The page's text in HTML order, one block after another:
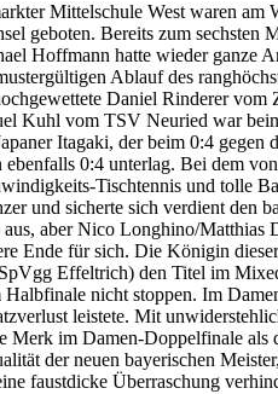
Mittelschule West waren am
geboten. Bereits zum
Hoffmann hatte wieder ganze
Ablauf des
Daniel Rinderer
Kuhl vom TSV Neuried war
Itagaki, der beim 0:4
0:4 unterlag. Bei dem
Tischtennis und tolle
und sicherte sich verdient den
aber Nico Longhino/
Ende für sich. Die Königin
Effeltrich) den Titel im
nicht stoppen. Im
leistete. Mit
im Damen-Doppelfinale als
der neuen bayerischen
faustdicke Überraschung